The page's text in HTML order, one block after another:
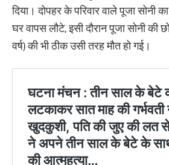
दिया। दोपहर के परिवार वाले पूजा सोनी
घर वापस लौटे, इसी दौरान पूजा सोनी की
वर्ष) की भी ठीक उसी तरह मौत हो गई।